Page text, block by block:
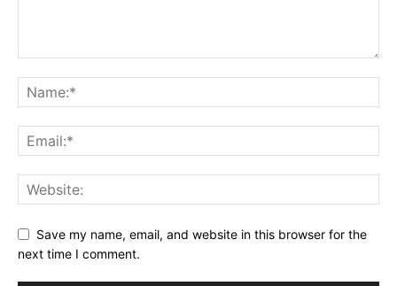
Save my name, email, and website in this browser for the
next time I comment.